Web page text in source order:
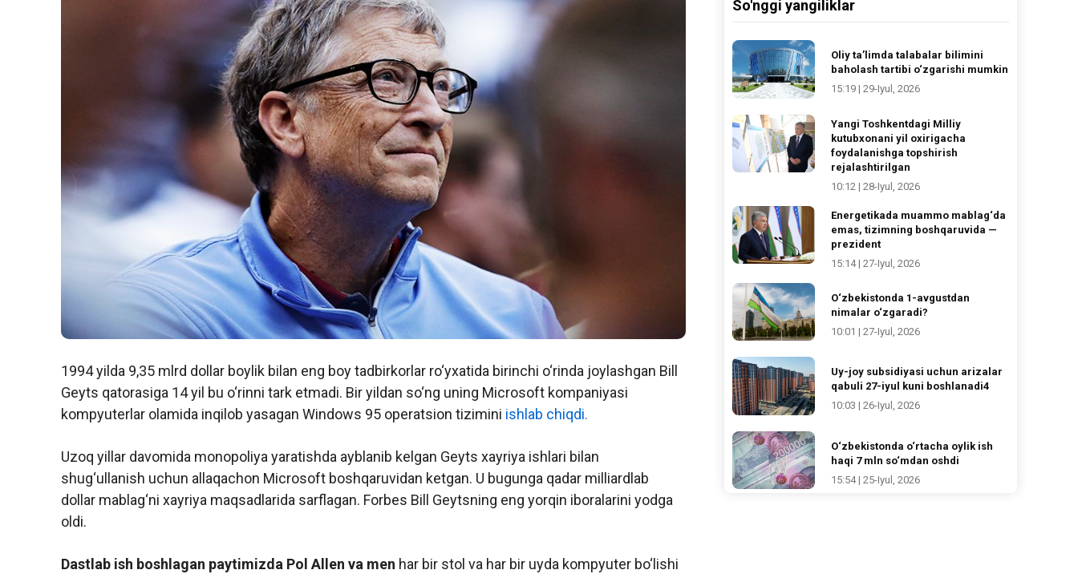
1994 yilda 9,35 mlrd dollar boylik bilan eng boy tadbirkorlar ro‘yxatida birinchi o‘rinda joylashgan Bill
Geyts qatorasiga 14 yil bu o‘rinni tark etmadi. Bir yildan so‘ng uning Microsoft kompaniyasi
kompyuterlar olamida inqilob yasagan Windows 95 operatsion tizimini ishlab chiqdi.
Uzoq yillar davomida monopoliya yaratishda ayblanib kelgan Geyts xayriya ishlari bilan
shug‘ullanish uchun allaqachon Microsoft boshqaruvidan ketgan. U bugunga qadar milliardlab
dollar mablag‘ni xayriya maqsadlarida sarflagan. Forbes Bill Geytsning eng yorqin iboralarini yodga
oldi.
Dastlab ish boshlagan paytimizda Pol Allen va men har bir stol va har bir uyda kompyuter bo‘lishi
So'nggi yangiliklar
Oliy ta’limda talabalar bilimini
baholash tartibi o‘zgarishi mumkin
15:19 | 29-Iyul, 2026
Yangi Toshkentdagi Milliy
kutubxonani yil oxirigacha
foydalanishga topshirish
rejalashtirilgan
10:12 | 28-Iyul, 2026
Energetikada muammo mablag‘da
emas, tizimning boshqaruvida —
prezident
15:14 | 27-Iyul, 2026
O‘zbekistonda 1-avgustdan
nimalar o‘zgaradi?
10:01 | 27-Iyul, 2026
Uy-joy subsidiyasi uchun arizalar
qabuli 27-iyul kuni boshlanadi4
10:03 | 26-Iyul, 2026
O‘zbekistonda o‘rtacha oylik ish
haqi 7 mln so‘mdan oshdi
15:54 | 25-Iyul, 2026